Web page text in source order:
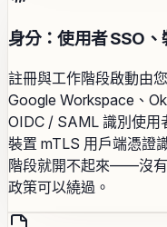
身分：使用者 SSO
註冊與工作階段啟動由
Google Workspace、
OIDC / SAML 識別使用
裝置 mTLS 用戶端憑證
階段就開不起來——沒有
政策可以繞過。